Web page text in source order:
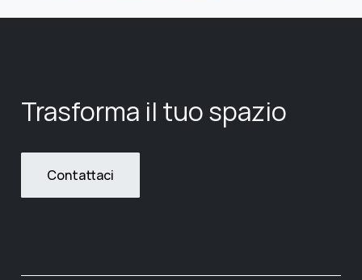
Trasforma il tuo spazio
Contattaci